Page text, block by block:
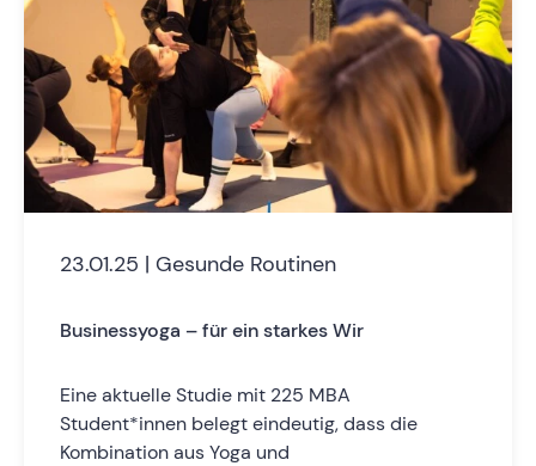
23.01.25 | Gesunde Routinen
Businessyoga – für ein starkes Wir
Eine aktuelle Studie mit 225 MBA
Student*innen belegt eindeutig, dass die
Kombination aus Yoga und